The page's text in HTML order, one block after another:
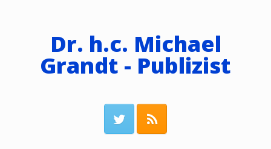
Dr. h.c. Michael
Grandt - Publizist